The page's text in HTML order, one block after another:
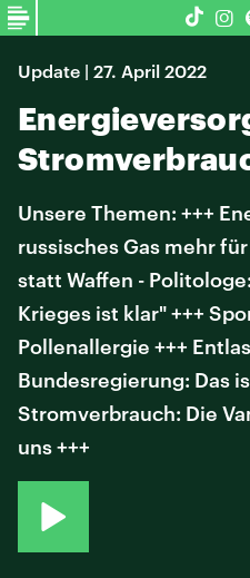
Update | 27. April 2022
Unsere Themen: +++
russisches Gas mehr
statt Waffen -
Krieges ist klar" +++
Pollenallergie +++
Bundesregierung: Das
Stromverbrauch: Die
uns +++